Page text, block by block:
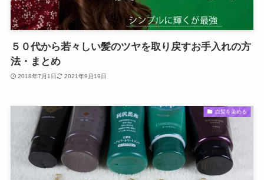
５０代から若々しい髪のツヤを取り戻すお手入れの方
法・まとめ
2018年7月1日 2021年9月19日
白髪を染める